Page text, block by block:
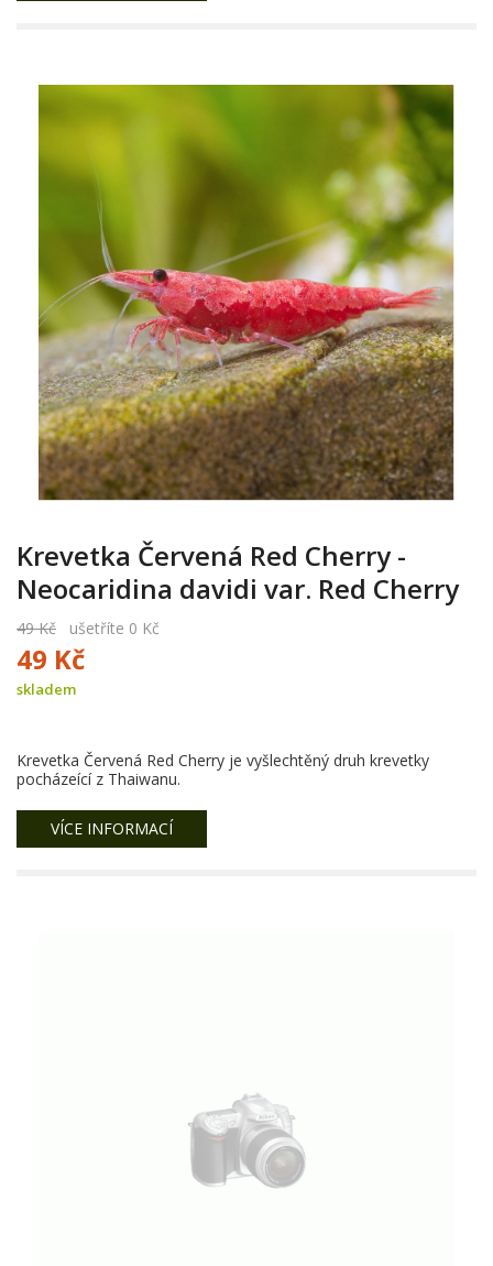
Krevetka Červená Red Cherry -
Neocaridina davidi var. Red Cherry
49 Kč ušetříte 0 Kč
49 Kč
skladem
Krevetka Červená Red Cherry je vyšlechtěný druh krevetky
pocházeící z Thaiwanu.
VÍCE INFORMACÍ